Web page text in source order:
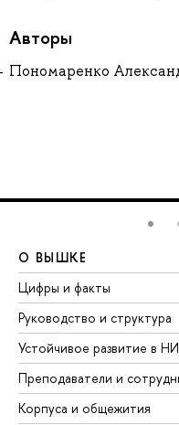
Авторы
Пономаренко
О ВЫШКЕ
Цифры и факты
Руководство и структура
Устойчивое развитие в
Преподаватели и
Корпуса и общежития